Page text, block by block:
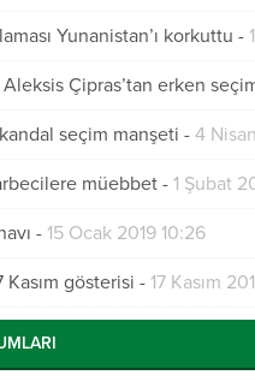
Yunanistan’ı korkuttu -
Çipras’tan erken
seçim manşeti - 4
müebbet - 1 Şubat
- 15 Ocak 2019 10:26
Kasım gösterisi - 17 Kasım